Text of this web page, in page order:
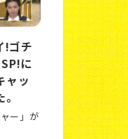
!ゴチ
に
ャッ
ー」が